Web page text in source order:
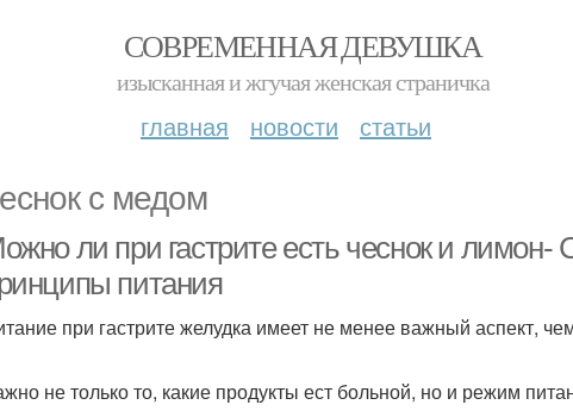
СОВРЕМЕННАЯ ДЕВУШКА
изысканная и жгучая женская страничка
главная новости статьи
с медом
ли при гастрите есть чеснок и
питания
при гастрите желудка имеет не менее важный аспект,
не только то, какие продукты ест больной, но и режим